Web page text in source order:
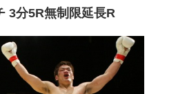
3分5R無制限延長R